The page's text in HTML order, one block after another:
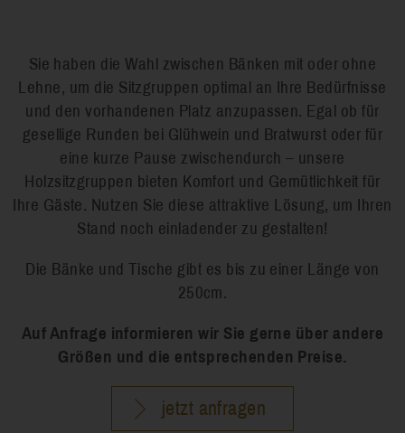
Sie haben die Wahl zwischen Bänken mit oder ohne
Lehne, um die Sitzgruppen optimal an Ihre Bedürfnisse
und den vorhandenen Platz anzupassen. Egal ob für
gesellige Runden bei Glühwein und Bratwurst oder für
eine kurze Pause zwischendurch – unsere
Holzsitzgruppen bieten Komfort und Gemütlichkeit für
Ihre Gäste. Nutzen Sie diese attraktive Lösung, um Ihren
Stand noch einladender zu gestalten!
Die Bänke und Tische gibt es bis zu einer Länge von
250cm.
Auf Anfrage informieren wir Sie gerne über andere
Größen und die entsprechenden Preise.
jetzt anfragen